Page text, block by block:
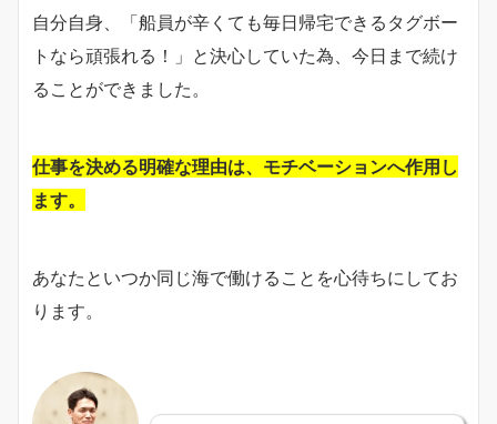
自分自身、「船員が辛くても毎日帰宅できるタグボー
トなら頑張れる！」と決心していた為、今日まで続け
ることができました。
仕事を決める明確な理由は、モチベーションへ作用し
ます。
あなたといつか同じ海で働けることを心待ちにしてお
ります。